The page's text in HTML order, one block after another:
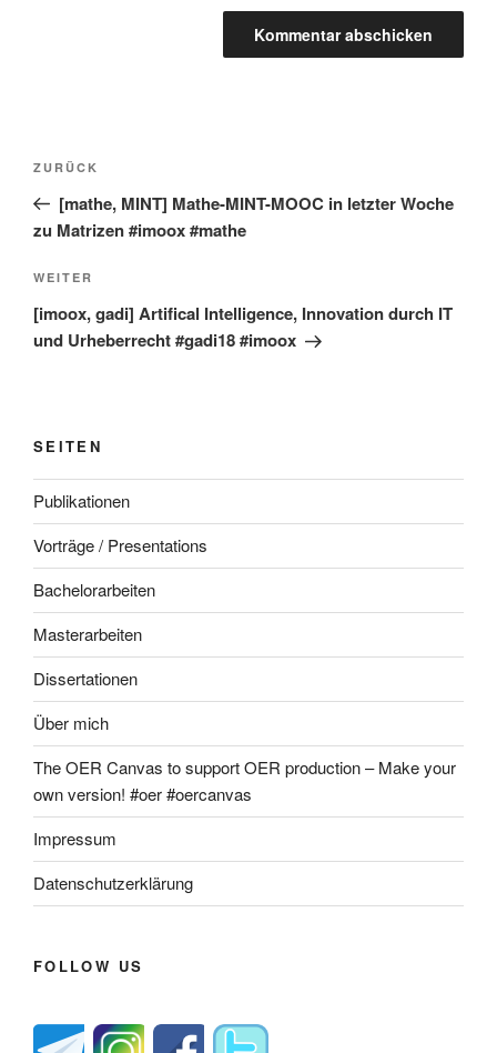
Beitragsnavigation
Vorheriger
Beitrag
ZURÜCK
[mathe, MINT] Mathe-MINT-MOOC in letzter Woche
zu Matrizen #imoox #mathe
Nächster
Beitrag
WEITER
[imoox, gadi] Artifical Intelligence, Innovation durch IT
und Urheberrecht #gadi18 #imoox
SEITEN
Publikationen
Vorträge / Presentations
Bachelorarbeiten
Masterarbeiten
Dissertationen
Über mich
The OER Canvas to support OER production – Make your
own version! #oer #oercanvas
Impressum
Datenschutzerklärung
FOLLOW US